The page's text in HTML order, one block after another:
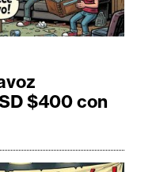
$400 con